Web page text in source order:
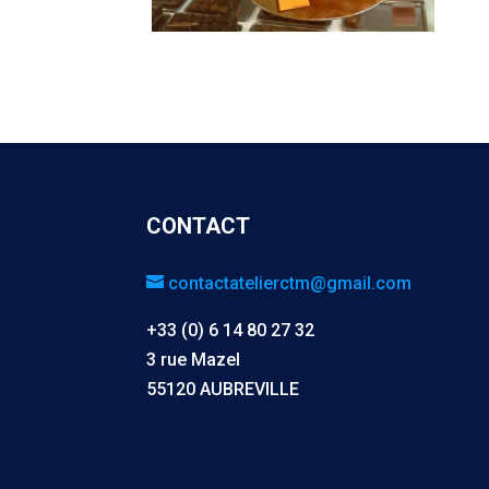
CONTACT
contactatelierctm@gmail.com
+33 (0) 6 14 80 27 32
3 rue Mazel
55120 AUBREVILLE